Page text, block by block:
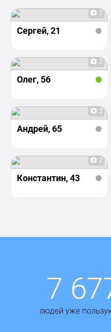
2
Сергей, 21
2
Олег, 56
2
Андрей, 65
2
Константин, 43
7
людей уже